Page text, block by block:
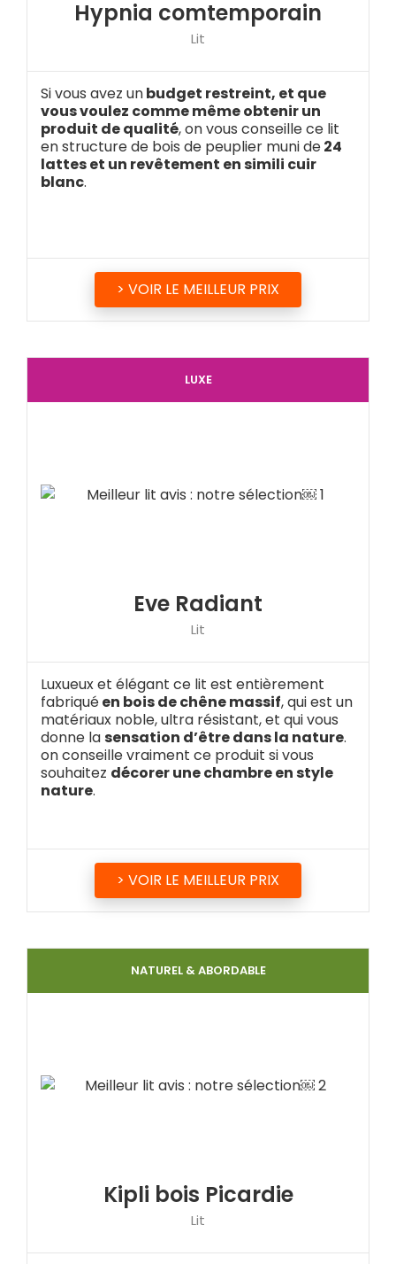
Hypnia comtemporain
Lit
Si vous avez unbudget restreint, et que
vous voulez comme même obtenir un
produit de qualité, on vous conseille ce lit
en structure de bois de peuplier muni de24
lattes et un revêtement en simili cuir
blanc.
> VOIR LE MEILLEUR PRIX
LUXE
Eve Radiant
Lit
Luxueux et élégant ce lit est entièrement
fabriquéen bois de chêne massif, qui est un
matériaux noble, ultra résistant, et qui vous
donne lasensation d’être dans la nature.
on conseille vraiment ce produit si vous
souhaitez décorer une chambre en style
nature.
> VOIR LE MEILLEUR PRIX
NATUREL & ABORDABLE
Kipli bois Picardie
Lit